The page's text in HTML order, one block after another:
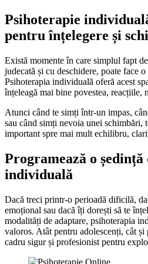
Psihoterapie
pentru înțelegere și
Există momente în care simplul fapt
judecată și cu deschidere, poate face
Psihoterapia individuală oferă acest
înțeleagă mai bine povestea, reacțiile,
Atunci când te simți într-un impas,
sau când simți nevoia unei schimbări,
important spre mai mult echilibru,
Programează o
individuală
Dacă treci printr-o perioadă dificilă,
emoțional sau dacă îți dorești să te
modalități de adaptare, psihoterapia
valoros. Atât pentru adolescenți, cât
cadru sigur și profesionist pentru